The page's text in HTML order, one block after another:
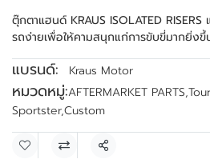
ตุ๊กตาแฮนด์ KRAUS ISOLATED
รถง่ายเพื่อให้คามสนุกแก่การขับขี่มากยิ่งขึ้
แบรนด์: Kraus Motor
หมวดหมู่:AFTERMARKET PARTS,
Sportster,Custom
แชร์